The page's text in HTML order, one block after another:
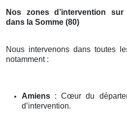
Nos zones d’intervention
dans la Somme (80)
Nous intervenons dans toutes
notamment :
Amiens : Cœur du
d’intervention.